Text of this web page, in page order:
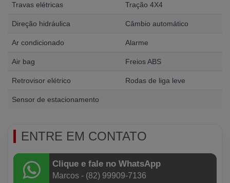
Travas elétricas Tração 4X4
Direção hidráulica Câmbio automático
Ar condicionado Alarme
Air bag Freios ABS
Retrovisor elétrico Rodas de liga leve
Sensor de estacionamento
ENTRE EM CONTATO
Clique e fale no WhatsApp
Marcos - (82) 99909-7136